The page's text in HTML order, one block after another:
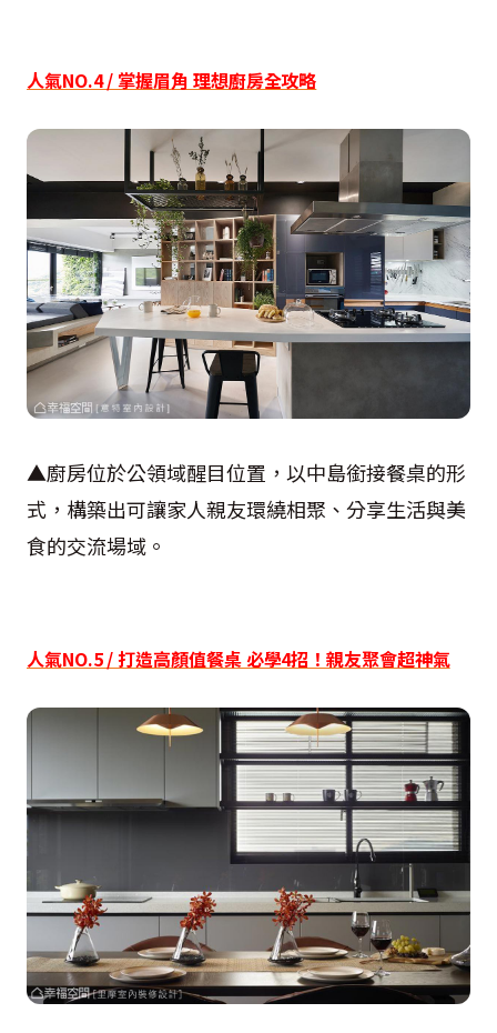
人氣NO.4 / 掌握眉角 理想廚房全攻略
▲廚房位於公領域醒目位置，以中島銜接餐桌的形
式，構築出可讓家人親友環繞相聚、分享生活與美
食的交流場域。
人氣NO.5 / 打造高顏值餐桌 必學4招！親友聚會超神氣